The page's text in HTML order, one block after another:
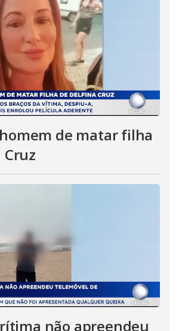
de matar filha
não apreendeu